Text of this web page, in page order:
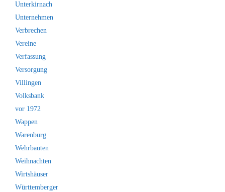
Unterkirnach
Unternehmen
Verbrechen
Vereine
Verfassung
Versorgung
Villingen
Volksbank
vor 1972
Wappen
Warenburg
Wehrbauten
Weihnachten
Wirtshäuser
Württemberger